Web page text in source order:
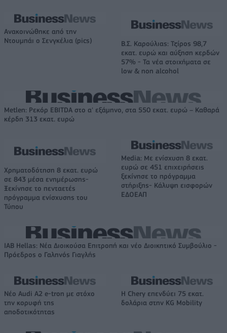
Ανακοινώθηκε από την
Ντουμπάι ο Σενγκέλια (pics)
Β.Σ. Καρούλιας: Τζίρος 98,7
εκατ. ευρώ και αύξηση κερδών
57% - Τα νέα στοιχήματα σε
low & non alcohol
Metlen: Ρεκόρ EBITDA στο α' εξάμηνο, στα 550 εκατ. ευρώ – Καθαρά
κέρδη 313 εκατ. ευρώ
Χρηματοδότηση 8 εκατ. ευρώ
σε 843 μέσα ενημέρωσης-
Ξεκίνησε το πενταετές
πρόγραμμα ενίσχυσης του
Τύπου
Media: Με ενίσχυση 8 εκατ.
ευρώ σε 451 επιχειρήσεις
ξεκίνησε το πρόγραμμα
στήριξης- Κάλυψη εισφορών
ΕΔΟΕΑΠ
IAB Hellas: Νέα Διοικούσα Επιτροπή και νέο Διοικητικό Συμβούλιο -
Πρόεδρος ο Γαληνός Γιαγλής
Νέο Audi A2 e-tron με στόχο
την κορυφή της
αποδοτικότητας
Η Chery επενδύει 75 εκατ.
δολάρια στην KG Mobility